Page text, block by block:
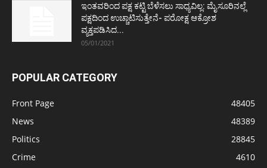
ಇಂತವರಿಂದ ಪಕ್ಷ ಕಟ್ಟಿ ಬೆಳೆಸಲು ಸಾಧ್ಯವಿಲ್ಲ: ಮೈಸೂರಿನಲ್ಲೆ
ಪಕ್ಷದಿಂದ ಉಚ್ಚಾಟಿಸುತ್ತೇನೆ- ಪರೋಕ್ಷ ಆಕ್ರೋಶ
ವ್ಯಕ್ತಪಡಿಸಿದ...
05/01/2021
POPULAR CATEGORY
Front Page
48405
News
48389
Politics
28845
Crime
4610